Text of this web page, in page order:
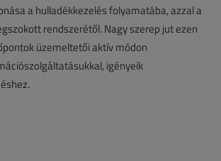
a hulladékkezelés folyamatába, azzal a
rendszerétől. Nagy szerep jut ezen
üzemeltetői aktív módon
igényeik